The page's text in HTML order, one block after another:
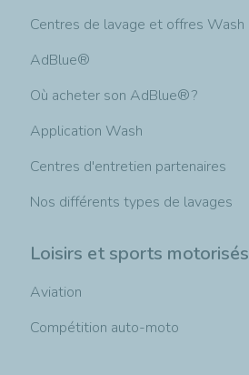
Centres de lavage et offres Wash
AdBlue®
Où acheter son AdBlue® ?
Application Wash
Centres d'entretien partenaires
Nos différents types de lavages
Loisirs et sports motorisés
Aviation
Compétition auto-moto